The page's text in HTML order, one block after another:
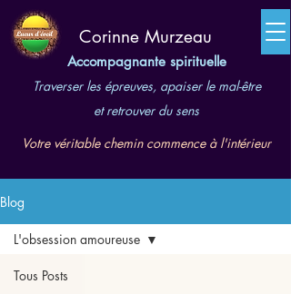
​Corinne Murzeau
Accompagnante spirituelle
Traverser les épreuves, apaiser le mal-être
et retrouver du sens
Votre véritable chemin commence à l'intérieur
Blog
Tous Posts
L'obsession amoureuse